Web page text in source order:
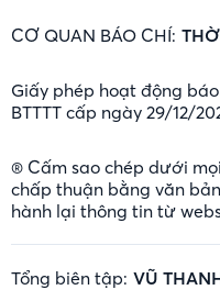
CƠ QUAN BÁO CHÍ:
Giấy phép hoạt động
BTTTT cấp ngày 29/12/
® Cấm sao chép dưới
chấp thuận bằng văn
hành lại thông tin từ
Tổng biên tập: VŨ